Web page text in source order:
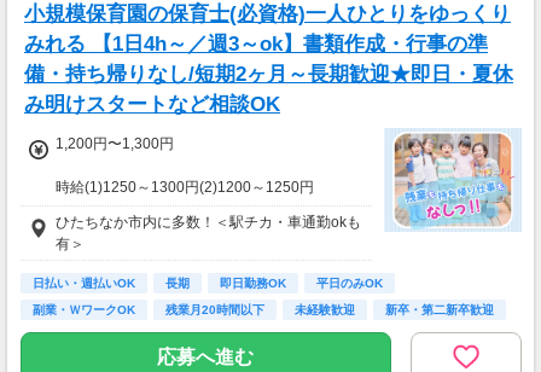
小規模保育園の保育士(必資格)一人ひとりをゆっくり
みれる 【1日4h～／週3～ok】書類作成・行事の準
備・持ち帰りなし/短期2ヶ月～長期歓迎★即日・夏休
み明けスタートなど相談OK
1,200円〜1,300円
時給(1)1250～1300円(2)1200～1250円
(1)週40ｈ以上
(2)週40ｈ未満
【月収例】
228800円（時給1300円×8h×22日)
7：00～19：00で1日4ｈ～、週3～5日(週20h
★シフト例：9-18時、7-11時、8-12時、9-16時
ひたちなか市内に多数！＜駅チカ・車通勤okも
有＞
日払い・週払いOK 長期 即日勤務OK
平日のみOK
副業・ＷワークOK
残業月20時間以下 未経験歓迎
新卒・第二新卒歓迎
フリーター歓迎
応募へ進む